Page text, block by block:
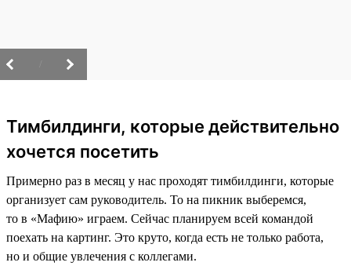
Тимбилдинги, которые действительно
хочется посетить
Примерно раз в месяц у нас проходят тимбилдинги, которые
организует сам руководитель. То на пикник выберемся,
то в «Мафию» играем. Сейчас планируем всей командой
поехать на картинг. Это круто, когда есть не только работа,
но и общие увлечения с коллегами.